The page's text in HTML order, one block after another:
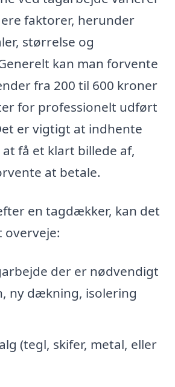
faktorer, herunder
størrelse og
kan man forvente
fra 200 til 600 kroner
for professionelt udført
er vigtigt at indhente
få et klart billede af,
at betale.
en tagdækker, kan det
der er nødvendigt
ny dækning, isolering
(tegl, skifer, metal, eller